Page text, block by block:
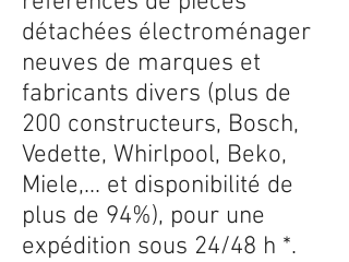
détachées électroménager
neuves de marques et
fabricants divers (plus de
200 constructeurs, Bosch,
Vedette, Whirlpool, Beko,
Miele,... et disponibilité de
plus de 94%), pour une
expédition sous 24/48 h *.